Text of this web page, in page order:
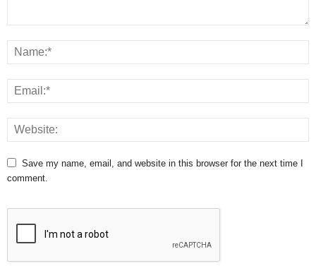
Save my name, email, and website in this browser for the next time I
comment.